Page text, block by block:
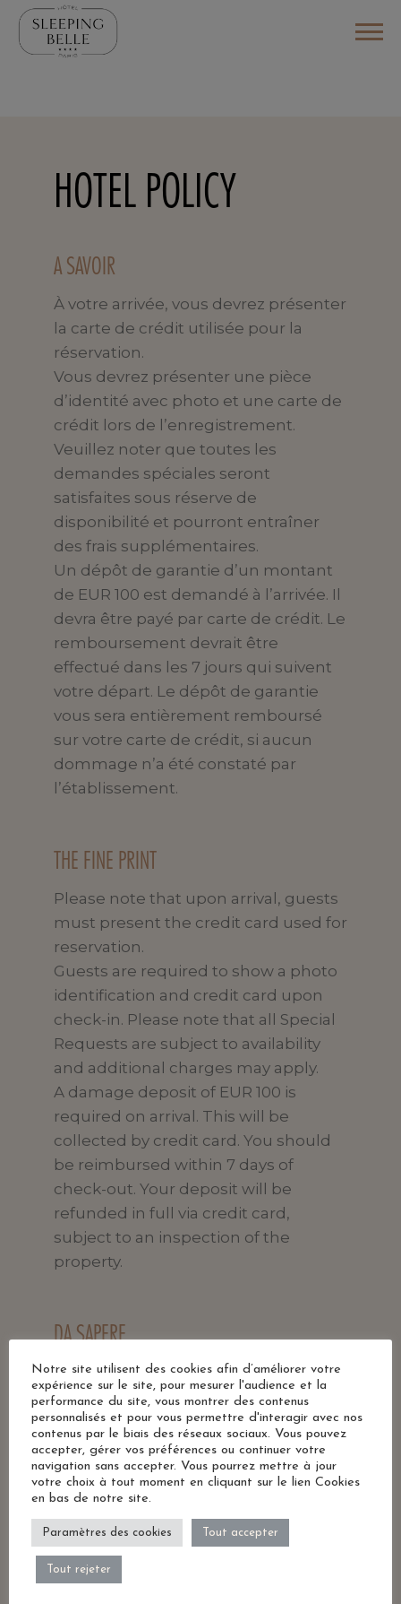
HOTEL POLICY
A SAVOIR
À votre arrivée, vous devrez présenter
la carte de crédit utilisée pour la
réservation.
Vous devrez présenter une pièce
d’identité avec photo et une carte de
crédit lors de l’enregistrement.
Veuillez noter que toutes les
demandes spéciales seront
satisfaites sous réserve de
disponibilité et pourront entraîner
des frais supplémentaires.
Un dépôt de garantie d’un montant
de EUR 100 est demandé à l’arrivée. Il
devra être payé par carte de crédit. Le
remboursement devrait être
effectué dans les 7 jours qui suivent
votre départ. Le dépôt de garantie
vous sera entièrement remboursé
sur votre carte de crédit, si aucun
dommage n’a été constaté par
l’établissement.
THE FINE PRINT
Please note that upon arrival, guests
must present the credit card used for
reservation.
Guests are required to show a photo
identification and credit card upon
check-in. Please note that all Special
Requests are subject to availability
and additional charges may apply.
A damage deposit of EUR 100 is
required on arrival. This will be
collected by credit card. You should
be reimbursed within 7 days of
check-out. Your deposit will be
refunded in full via credit card,
subject to an inspection of the
property.
DA SAPERE
All’arrivo dovrete presentare la carta
di credito utilizzata per la
prenotazione.
Al check-in gli ospiti devono esibire
un documento d’identità con foto e
una carta di credito. Siete pregati di
notare che le Richieste Speciali sono
soggette a disponibilità, e potrebbero
comportare l’addebito di un
Notre site utilisent des cookies afin d’améliorer votre
expérience sur le site, pour mesurer l'audience et la
performance du site, vous montrer des contenus
personnalisés et pour vous permettre d'interagir avec nos
contenus par le biais des réseaux sociaux. Vous pouvez
accepter, gérer vos préférences ou continuer votre
navigation sans accepter. Vous pourrez mettre à jour
votre choix à tout moment en cliquant sur le lien Cookies
en bas de notre site.
Paramètres des cookies Tout accepter
Tout rejeter